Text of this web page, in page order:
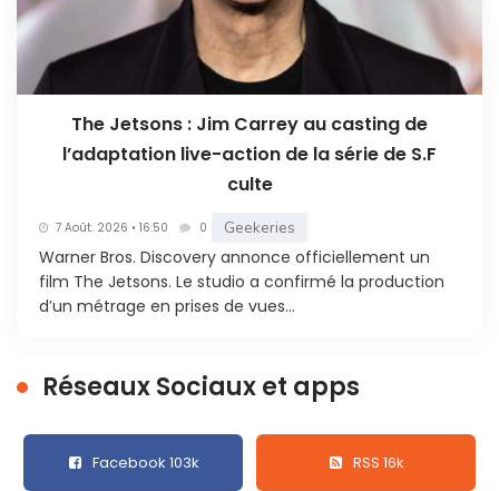
The Jetsons : Jim Carrey au casting de
l’adaptation live-action de la série de S.F
culte
7 Août. 2026 • 16:50 0 Geekeries
Warner Bros. Discovery annonce officiellement un
film The Jetsons. Le studio a confirmé la production
d’un métrage en prises de vues...
Réseaux Sociaux et apps
Facebook 103k RSS 16k